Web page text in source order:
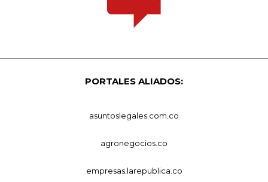
PORTALES ALIADOS:
asuntoslegales.com.co
agronegocios.co
empresas.larepublica.co